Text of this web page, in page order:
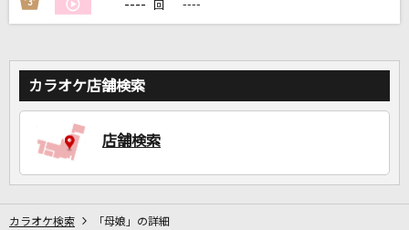
家族や友達と一緒に！練習にも！
3 ---- 回 ----
カラオケ店舗検索
店舗検索
カラオケ検索 「母娘」の詳細